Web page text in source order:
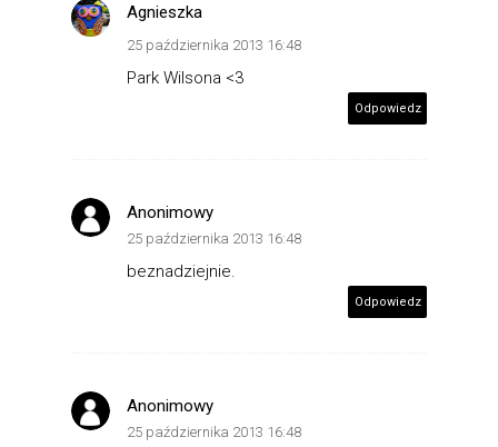
Agnieszka
25 października 2013 16:48
Park Wilsona <3
Odpowiedz
Anonimowy
25 października 2013 16:48
beznadziejnie.
Odpowiedz
Anonimowy
25 października 2013 16:48